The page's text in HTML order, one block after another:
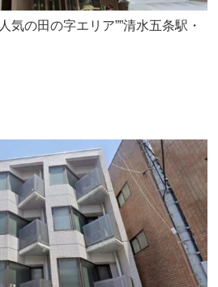
気の田の字エリア””清水五条駅・